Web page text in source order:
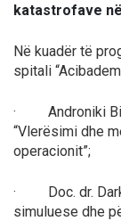
katastrofave
Në kuadër të
spitali
· Androniki
“Vlerësimi dhe
operacionit”;
· Doc. dr.
simuluese dhe